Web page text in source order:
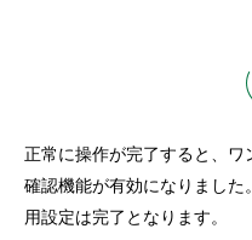
正常に操作が完了すると、ワ
確認機能が有効になりました
用設定は完了となります。